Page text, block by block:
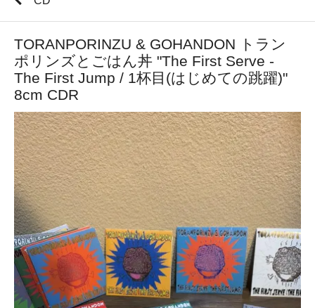
TORANPORINZU & GOHANDON トラン
ポリンズとごはん丼 "The First Serve -
The First Jump / 1杯目(はじめての跳躍)"
8cm CDR